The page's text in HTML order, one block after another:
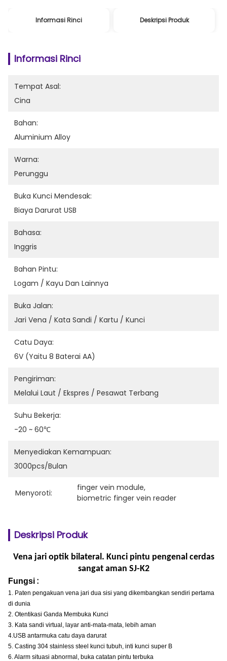
Informasi Rinci Deskripsi Produk
Informasi Rinci
Tempat Asal:
Cina
Bahan:
Aluminium Alloy
Warna:
Perunggu
Buka Kunci Mendesak:
Biaya Darurat USB
Bahasa:
Inggris
Bahan Pintu:
Logam / Kayu Dan Lainnya
Buka Jalan:
Jari Vena / Kata Sandi / Kartu / Kunci
Catu Daya:
6V (yaitu 8 Baterai AA)
Pengiriman:
Melalui Laut / Ekspres / Pesawat Terbang
Suhu Bekerja:
-20 ~ 60℃
Menyediakan Kemampuan:
3000pcs/bulan
Menyoroti:
finger vein module,
biometric finger vein reader
Deskripsi Produk
Vena jari optik bilateral. Kunci pintu pengenal cerdas
sangat aman SJ-K2
Fungsi :
1. Paten pengakuan vena jari dua sisi yang dikembangkan sendiri pertama
di dunia
2. Otentikasi Ganda Membuka Kunci
3. Kata sandi virtual, layar anti-mata-mata, lebih aman
4.USB antarmuka catu daya darurat
5. Casting 304 stainless steel kunci tubuh, inti kunci super B
6. Alarm situasi abnormal, buka catatan pintu terbuka